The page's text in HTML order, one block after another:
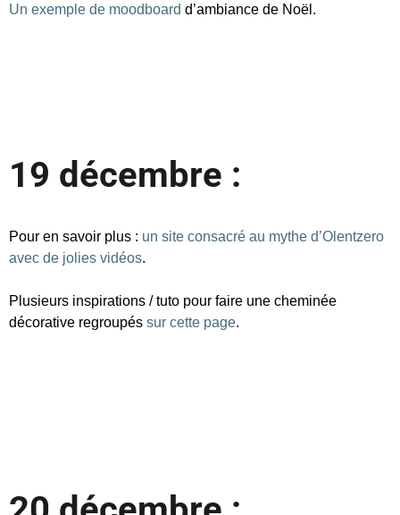
Un exemple de moodboard d’ambiance de Noël.
19 décembre :
Pour en savoir plus : un site consacré au mythe d’Olentzero
avec de jolies vidéos.
Plusieurs inspirations / tuto pour faire une cheminée
décorative regroupés sur cette page.